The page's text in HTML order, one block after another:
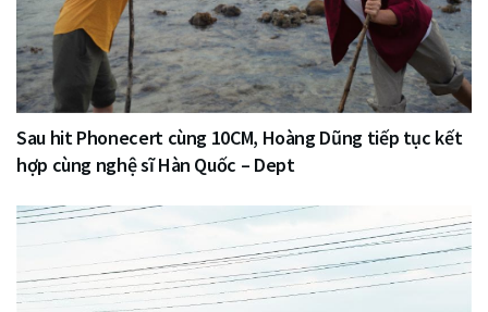
Sau hit Phonecert cùng 10CM, Hoàng Dũng tiếp tục kết
hợp cùng nghệ sĩ Hàn Quốc – Dept